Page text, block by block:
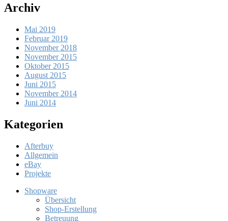
Archiv
Mai 2019
Februar 2019
November 2018
November 2015
Oktober 2015
August 2015
Juni 2015
November 2014
Juni 2014
Kategorien
Afterbuy
Allgemein
eBay
Projekte
Shopware
Übersicht
Shop-Erstellung
Betreuung